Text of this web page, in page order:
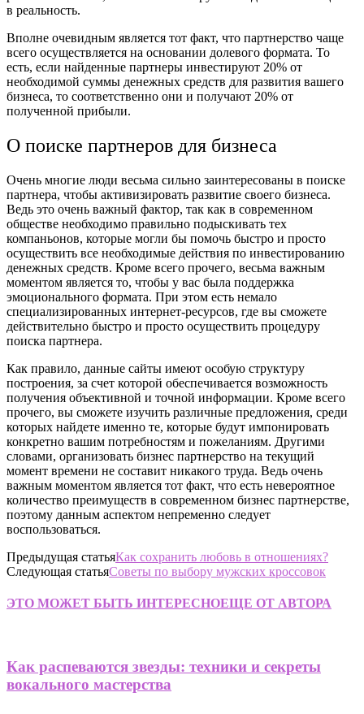
в реальность.
Вполне очевидным является тот факт, что партнерство чаще
всего осуществляется на основании долевого формата. То
есть, если найденные партнеры инвестируют 20% от
необходимой суммы денежных средств для развития вашего
бизнеса, то соответственно они и получают 20% от
полученной прибыли.
О поиске партнеров для бизнеса
Очень многие люди весьма сильно заинтересованы в поиске
партнера, чтобы активизировать развитие своего бизнеса.
Ведь это очень важный фактор, так как в современном
обществе необходимо правильно подыскивать тех
компаньонов, которые могли бы помочь быстро и просто
осуществить все необходимые действия по инвестированию
денежных средств. Кроме всего прочего, весьма важным
моментом является то, чтобы у вас была поддержка
эмоционального формата. При этом есть немало
специализированных интернет-ресурсов, где вы сможете
действительно быстро и просто осуществить процедуру
поиска партнера.
Как правило, данные сайты имеют особую структуру
построения, за счет которой обеспечивается возможность
получения объективной и точной информации. Кроме всего
прочего, вы сможете изучить различные предложения, среди
которых найдете именно те, которые будут импонировать
конкретно вашим потребностям и пожеланиям. Другими
словами, организовать бизнес партнерство на текущий
момент времени не составит никакого труда. Ведь очень
важным моментом является тот факт, что есть невероятное
количество преимуществ в современном бизнес партнерстве,
поэтому данным аспектом непременно следует
воспользоваться.
Предыдущая статьяКак сохранить любовь в отношениях?
Следующая статьяСоветы по выбору мужских кроссовок
ЭТО МОЖЕТ БЫТЬ ИНТЕРЕСНОЕЩЕ ОТ АВТОРА
Как распеваются звезды: техники и секреты
вокального мастерства